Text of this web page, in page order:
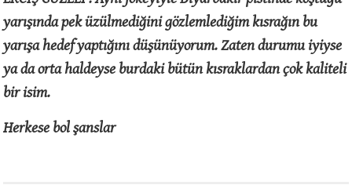
yarışında pek üzülmediğini gözlemlediğim kısrağın bu
yarışa hedef yaptığını düşünüyorum. Zaten durumu iyiyse
ya da orta haldeyse burdaki bütün kısraklardan çok kaliteli
bir isim.
Herkese bol şanslar